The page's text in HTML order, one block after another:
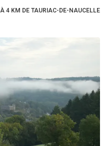
À 4 KM DE TAURIAC-DE-NAUCELLE